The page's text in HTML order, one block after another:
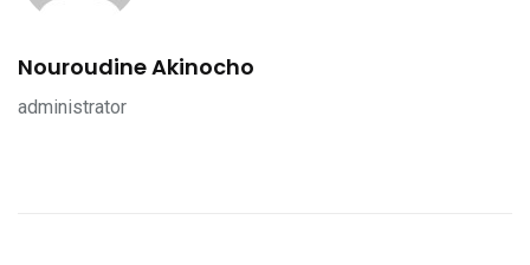
Nouroudine Akinocho
administrator